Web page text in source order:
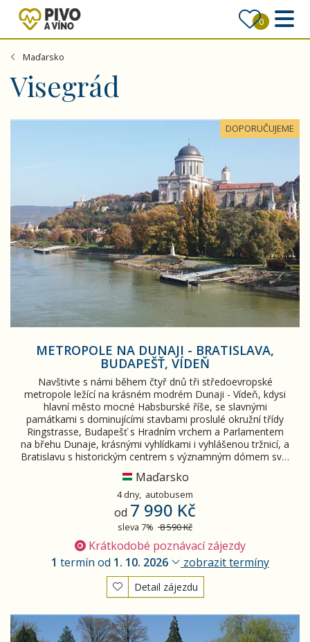
0
Maďarsko
Visegrád
DOPORUČUJEME
Metropole na Dunaji - Bratislava, Budapešť, Vídeň
METROPOLE NA DUNAJI - BRATISLAVA,
BUDAPEŠŤ, VÍDEŇ
Navštivte s námi během čtyř dnů tři středoevropské
metropole ležící na krásném modrém Dunaji - Vídeň, kdysi
hlavní město mocné Habsburské říše, se slavnými
památkami s dominujícími stavbami proslulé okružní třídy
Ringstrasse, Budapešť s Hradním vrchem a Parlamentem
na břehu Dunaje, krásnými vyhlídkami i vyhlášenou tržnicí, a
Bratislavu s historickým centrem s významným dómem sv…
Maďarsko
4 dny, autobusem
od 7 990 Kč
sleva 7% 8 590 Kč
Krátkodobé poznávací zájezdy
1 termín od 1. 10. 2026 zobrazit termíny
Detail zájezdu
Eger, Tokaj